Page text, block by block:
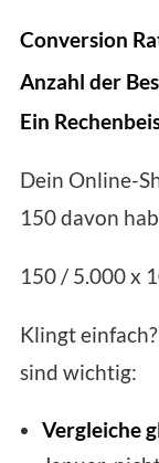
Conversion
Anzahl der
Ein
Dein Online-
150 davon
150 / 5.000 x
Klingt
sind wichtig:
Vergleiche